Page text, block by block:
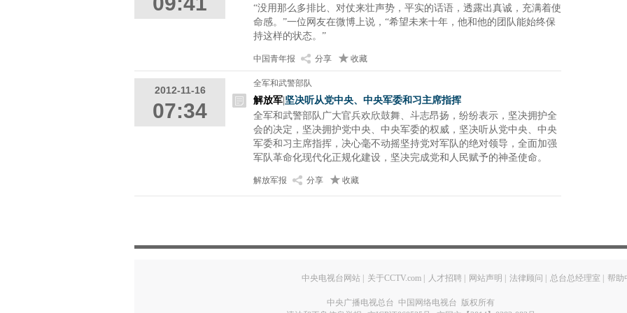
“没用那么多排比、对仗来壮声势，平实的话语，透露出真诚，充满着使
命感。”一位网友在微博上说，“希望未来十年，他和他的团队能始终保
持这样的状态。”
中国青年报 分享 收藏
2012-11-16
07:34
全军和武警部队
解放军 坚决听从党中央、中央军委和习主席指挥
全军和武警部队广大官兵欢欣鼓舞、斗志昂扬，纷纷表示，坚决拥护全
会的决定，坚决拥护党中央、中央军委的权威，坚决听从党中央、中央
军委和习主席指挥，决心毫不动摇坚持党对军队的绝对领导，全面加强
军队革命化现代化正规化建设，坚决完成党和人民赋予的神圣使命。
解放军报 分享 收藏
中央电视台网站 关于CCTV.com 人才招聘 网站声明 法律顾问 总台总经理室 帮助
中央广播电视总台 中国网络电视台 版权所有